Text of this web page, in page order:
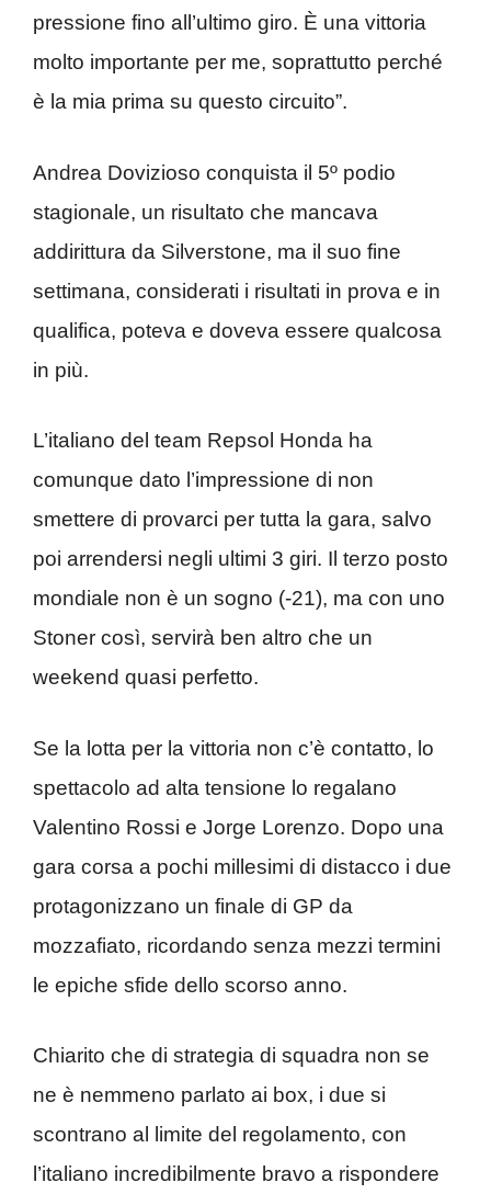
pressione fino all’ultimo giro. È una vittoria
molto importante per me, soprattutto perché
è la mia prima su questo circuito”.
Andrea Dovizioso conquista il 5º podio
stagionale, un risultato che mancava
addirittura da Silverstone, ma il suo fine
settimana, considerati i risultati in prova e in
qualifica, poteva e doveva essere qualcosa
in più.
L’italiano del team Repsol Honda ha
comunque dato l’impressione di non
smettere di provarci per tutta la gara, salvo
poi arrendersi negli ultimi 3 giri. Il terzo posto
mondiale non è un sogno (-21), ma con uno
Stoner così, servirà ben altro che un
weekend quasi perfetto.
Se la lotta per la vittoria non c’è contatto, lo
spettacolo ad alta tensione lo regalano
Valentino Rossi e Jorge Lorenzo. Dopo una
gara corsa a pochi millesimi di distacco i due
protagonizzano un finale di GP da
mozzafiato, ricordando senza mezzi termini
le epiche sfide dello scorso anno.
Chiarito che di strategia di squadra non se
ne è nemmeno parlato ai box, i due si
scontrano al limite del regolamento, con
l’italiano incredibilmente bravo a rispondere